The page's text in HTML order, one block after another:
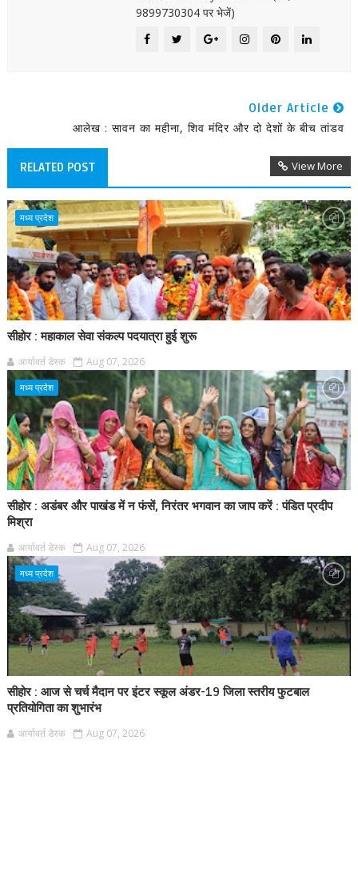
9899730304 पर भेजें)
Older Article
आलेख : सावन का महीना, शिव मंदिर और दो देशों के बीच तांडव
RELATED POST View More
मध्य प्रदेश
सीहोर : महाकाल सेवा संकल्प पदयात्रा हुई शुरू
आर्यावर्त डेस्क Aug 07, 2026
मध्य प्रदेश
सीहोर : अडंबर और पाखंड में न फंसें, निरंतर भगवान का जाप करें : पंडित प्रदीप
मिश्रा
आर्यावर्त डेस्क Aug 07, 2026
मध्य प्रदेश
सीहोर : आज से चर्च मैदान पर इंटर स्कूल अंडर-19 जिला स्तरीय फुटबाल
प्रतियोगिता का शुभारंभ
आर्यावर्त डेस्क Aug 07, 2026